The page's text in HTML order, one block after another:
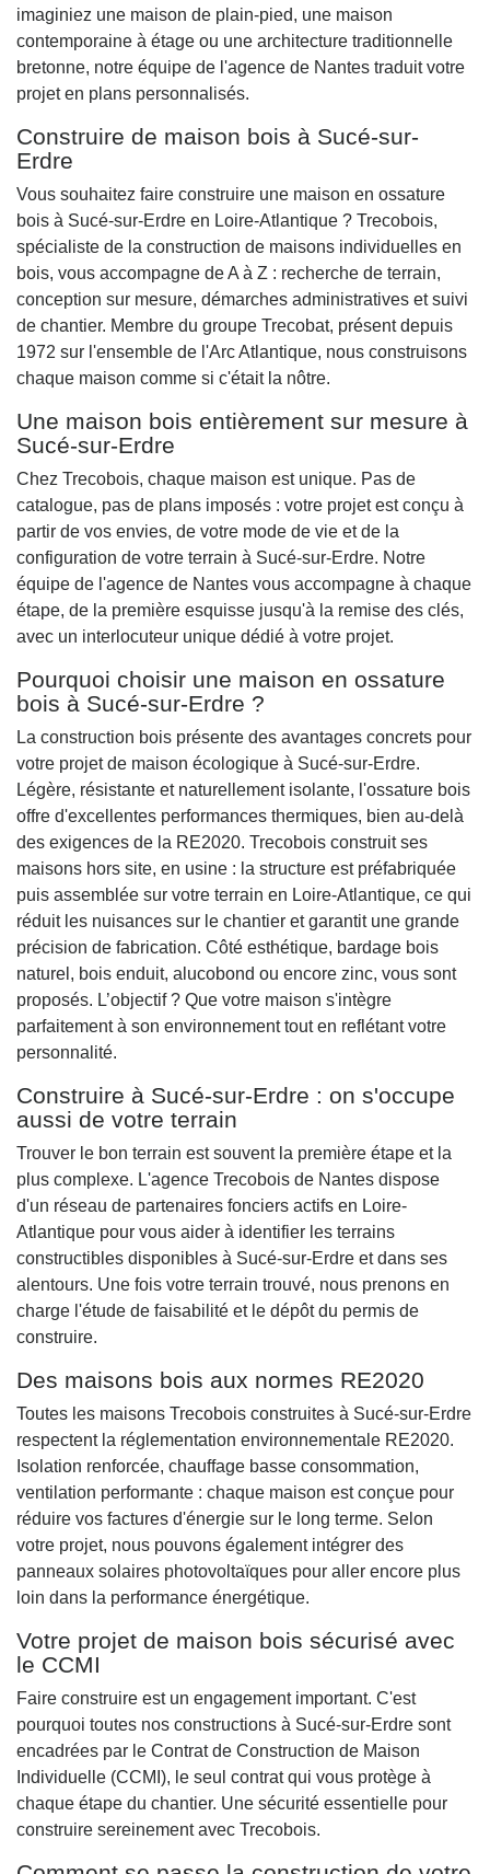
imaginiez une maison de plain-pied, une maison
contemporaine à étage ou une architecture traditionnelle
bretonne, notre équipe de l'agence de Nantes traduit votre
projet en plans personnalisés.
Construire de maison bois à Sucé-sur-
Erdre
Vous souhaitez faire construire une maison en ossature
bois à Sucé-sur-Erdre en Loire-Atlantique ? Trecobois,
spécialiste de la construction de maisons individuelles en
bois, vous accompagne de A à Z : recherche de terrain,
conception sur mesure, démarches administratives et suivi
de chantier. Membre du groupe Trecobat, présent depuis
1972 sur l'ensemble de l'Arc Atlantique, nous construisons
chaque maison comme si c'était la nôtre.
Une maison bois entièrement sur mesure à
Sucé-sur-Erdre
Chez Trecobois, chaque maison est unique. Pas de
catalogue, pas de plans imposés : votre projet est conçu à
partir de vos envies, de votre mode de vie et de la
configuration de votre terrain à Sucé-sur-Erdre. Notre
équipe de l'agence de Nantes vous accompagne à chaque
étape, de la première esquisse jusqu'à la remise des clés,
avec un interlocuteur unique dédié à votre projet.
Pourquoi choisir une maison en ossature
bois à Sucé-sur-Erdre ?
La construction bois présente des avantages concrets pour
votre projet de maison écologique à Sucé-sur-Erdre.
Légère, résistante et naturellement isolante, l'ossature bois
offre d'excellentes performances thermiques, bien au-delà
des exigences de la RE2020. Trecobois construit ses
maisons hors site, en usine : la structure est préfabriquée
puis assemblée sur votre terrain en Loire-Atlantique, ce qui
réduit les nuisances sur le chantier et garantit une grande
précision de fabrication. Côté esthétique, bardage bois
naturel, bois enduit, alucobond ou encore zinc, vous sont
proposés. L’objectif ? Que votre maison s'intègre
parfaitement à son environnement tout en reflétant votre
personnalité.
Construire à Sucé-sur-Erdre : on s'occupe
aussi de votre terrain
Trouver le bon terrain est souvent la première étape et la
plus complexe. L'agence Trecobois de Nantes dispose
d'un réseau de partenaires fonciers actifs en Loire-
Atlantique pour vous aider à identifier les terrains
constructibles disponibles à Sucé-sur-Erdre et dans ses
alentours. Une fois votre terrain trouvé, nous prenons en
charge l'étude de faisabilité et le dépôt du permis de
construire.
Des maisons bois aux normes RE2020
Toutes les maisons Trecobois construites à Sucé-sur-Erdre
respectent la réglementation environnementale RE2020.
Isolation renforcée, chauffage basse consommation,
ventilation performante : chaque maison est conçue pour
réduire vos factures d'énergie sur le long terme. Selon
votre projet, nous pouvons également intégrer des
panneaux solaires photovoltaïques pour aller encore plus
loin dans la performance énergétique.
Votre projet de maison bois sécurisé avec
le CCMI
Faire construire est un engagement important. C'est
pourquoi toutes nos constructions à Sucé-sur-Erdre sont
encadrées par le Contrat de Construction de Maison
Individuelle (CCMI), le seul contrat qui vous protège à
chaque étape du chantier. Une sécurité essentielle pour
construire sereinement avec Trecobois.